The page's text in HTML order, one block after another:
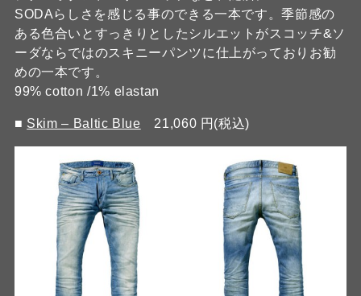
SODAらしさを感じる事のできる一本です。季節感の
ある色合いとすっきりとしたシルエットがスコッチ&ソ
ーダならではのスキニーパンツに仕上がっておりお勧
めの一本です。
99% cotton /1% elastan
■ Skim – Baltic Blue 21,060 円(税込)